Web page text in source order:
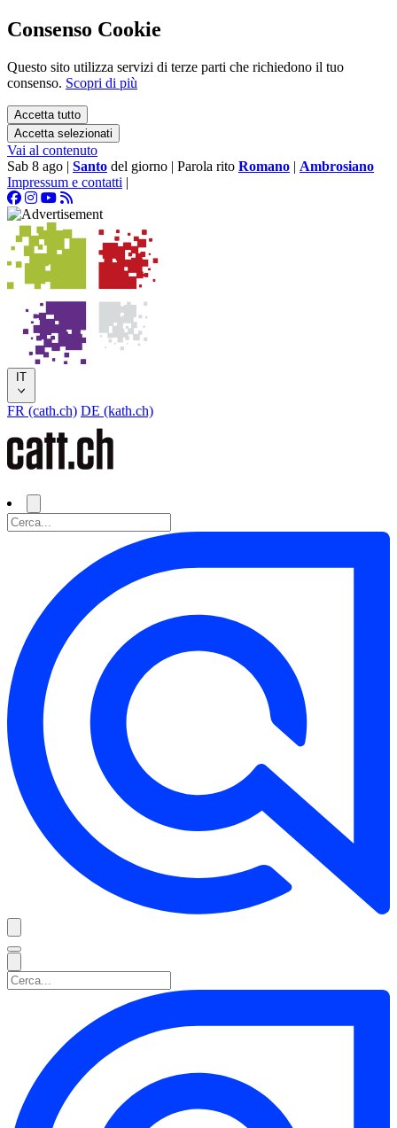
Consenso Cookie
Questo sito utilizza servizi di terze parti che richiedono il tuo
consenso. Scopri di più
Accetta tutto
Accetta selezionati
Vai al contenuto
Sab 8 ago | Santo del giorno | Parola rito Romano | Ambrosiano
Impressum e contatti |
IT
FR (cath.ch) DE (kath.ch)